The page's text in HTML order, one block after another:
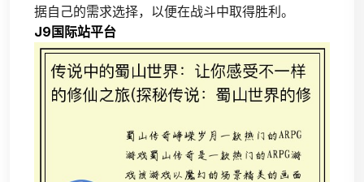
据自己的需求选择，以便在战斗中取得胜利。
J9国际站平台